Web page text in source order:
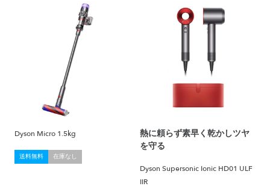
Dyson Micro 1.5kg
送料無料 在庫なし
熱に頼らず素早く乾かしツヤ
を守る
Dyson Supersonic Ionic HD01 ULF
IIR